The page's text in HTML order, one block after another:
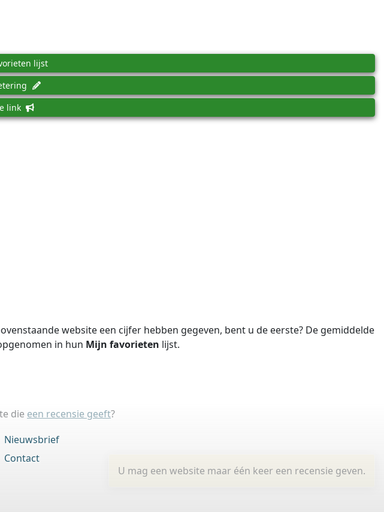
lijst
link
website een cijfer hebben gegeven, bent u de eerste? De gemiddelde
in hun Mijn favorieten lijst.
die een recensie geeft?
U mag een website maar één keer een recensie geven.
Nieuwsbrief
Contact